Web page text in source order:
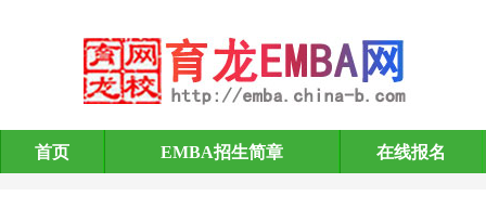
EMBA招生简章
首页 EMBA招生简章 在线报名